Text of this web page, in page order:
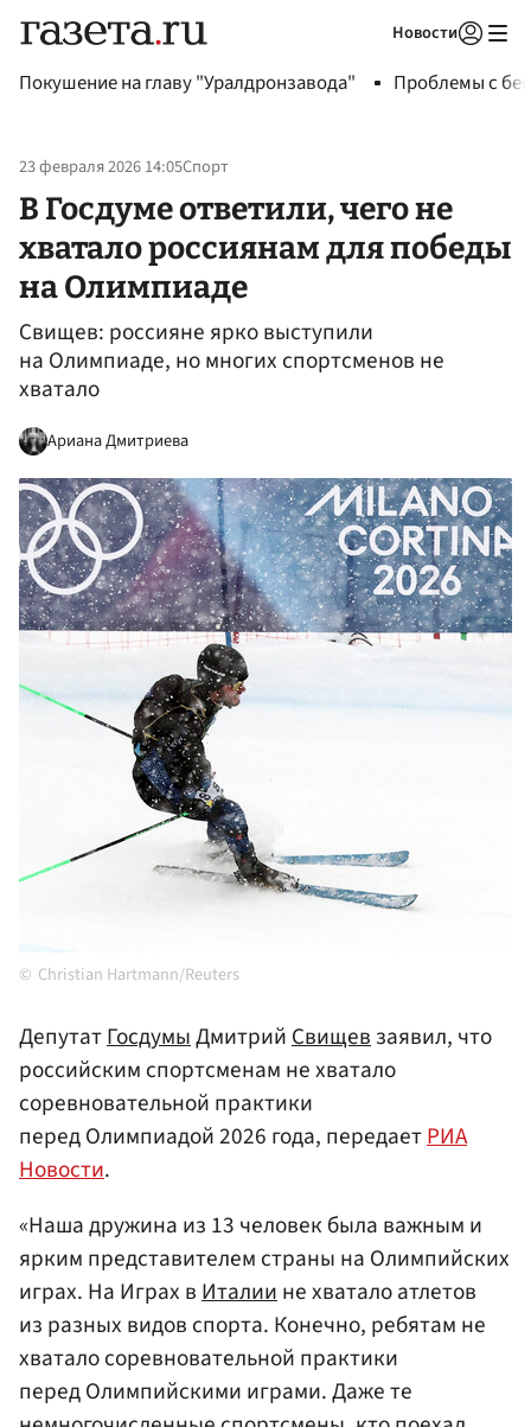
Новости
Покушение на главу "Уралдронзавода" Проблемы с
23 февраля 2026 14:05Спорт
В Госдуме ответили, чего не
хватало россиянам для победы
на Олимпиаде
Свищев: россияне ярко выступили
на Олимпиаде, но многих спортсменов не
хватало
Ариана Дмитриева
Christian Hartmann/Reuters
ДепутатГосдумыДмитрийСвищевзаявил, что
российским спортсменам не хватало
соревновательной практики
перед Олимпиадой 2026 года, передаетРИА
Новости.
«Наша дружина из 13 человек была важным и
ярким представителем страны на Олимпийских
играх. На Играх вИталиине хватало атлетов
из разных видов спорта. Конечно, ребятам не
хватало соревновательной практики
перед Олимпийскими играми. Даже те